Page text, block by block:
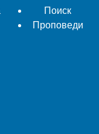
Поиск
Проповеди